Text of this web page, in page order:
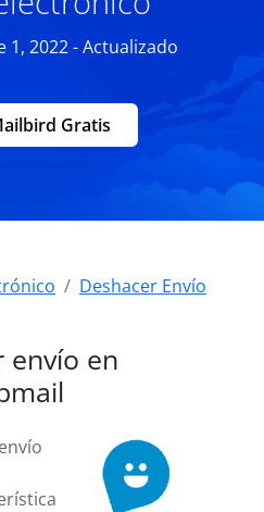
2022 - Actualizado
Gratis
Deshacer Envío
envío en